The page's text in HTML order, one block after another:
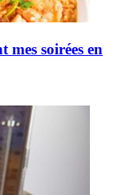
mes soirées en